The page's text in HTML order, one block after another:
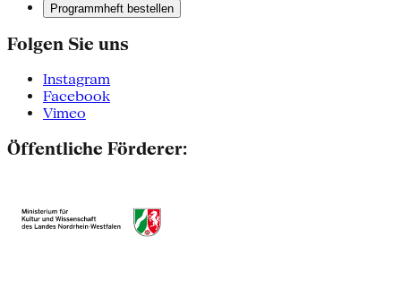
Programmheft bestellen
Folgen Sie uns
Instagram
Facebook
Vimeo
Öffentliche Förderer: